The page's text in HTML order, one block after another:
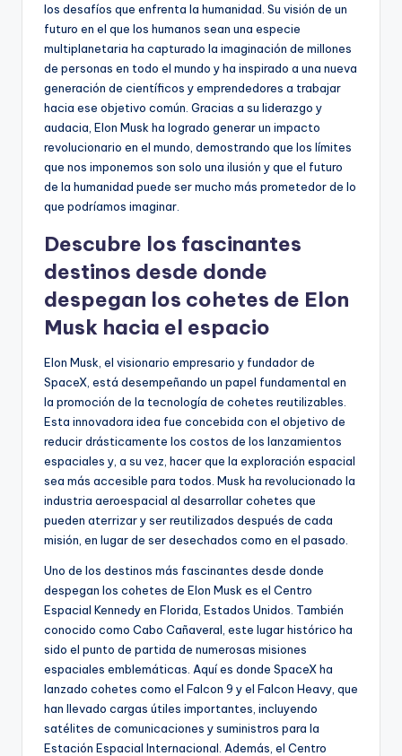
los desafíos que enfrenta la humanidad. Su visión de un
futuro en el que los humanos sean una especie
multiplanetaria ha capturado la imaginación de millones
de personas en todo el mundo y ha inspirado a una nueva
generación de científicos y emprendedores a trabajar
hacia ese objetivo común. Gracias a su liderazgo y
audacia, Elon Musk ha logrado generar un impacto
revolucionario en el mundo, demostrando que los límites
que nos imponemos son solo una ilusión y que el futuro
de la humanidad puede ser mucho más prometedor de lo
que podríamos imaginar.
Descubre los fascinantes
destinos desde donde
despegan los cohetes de Elon
Musk hacia el espacio
Elon Musk, el visionario empresario y fundador de
SpaceX, está desempeñando un papel fundamental en
la promoción de la tecnología de cohetes reutilizables.
Esta innovadora idea fue concebida con el objetivo de
reducir drásticamente los costos de los lanzamientos
espaciales y, a su vez, hacer que la exploración espacial
sea más accesible para todos. Musk ha revolucionado la
industria aeroespacial al desarrollar cohetes que
pueden aterrizar y ser reutilizados después de cada
misión, en lugar de ser desechados como en el pasado.
Uno de los destinos más fascinantes desde donde
despegan los cohetes de Elon Musk es el Centro
Espacial Kennedy en Florida, Estados Unidos. También
conocido como Cabo Cañaveral, este lugar histórico ha
sido el punto de partida de numerosas misiones
espaciales emblemáticas. Aquí es donde SpaceX ha
lanzado cohetes como el Falcon 9 y el Falcon Heavy, que
han llevado cargas útiles importantes, incluyendo
satélites de comunicaciones y suministros para la
Estación Espacial Internacional. Además, el Centro